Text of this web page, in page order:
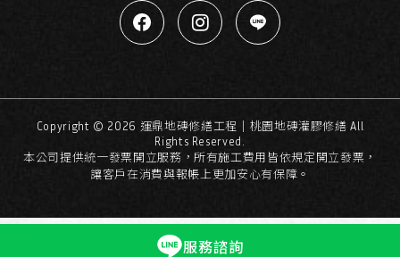
Copyright © 2026 運鼎地磚修繕工程｜桃園地磚灌膠修繕 All
Rights Reserved.
本公司提供統一發票開立服務，所有施工費用皆依規定開立發票，
讓客戶在消費與報帳上更加安心有保障。
服務諮詢